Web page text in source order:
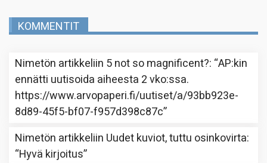
KOMMENTIT
Nimetön artikkeliin 5 not so magnificent?: “AP:kin
ennätti uutisoida aiheesta 2 vko:ssa.
https://www.arvopaperi.fi/uutiset/a/93bb923e-
8d89-45f5-bf07-f957d398c87c”
Nimetön artikkeliin Uudet kuviot, tuttu osinkovirta:
“Hyvä kirjoitus”